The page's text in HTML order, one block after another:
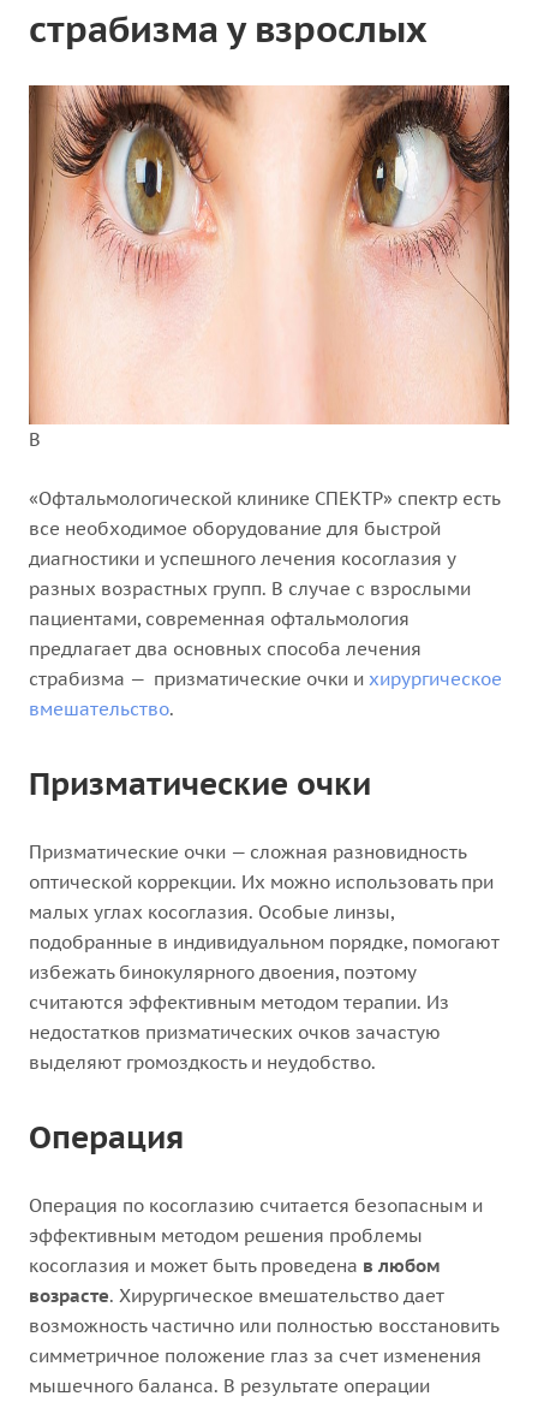
страбизма у взрослых
В
«Офтальмологической клинике СПЕКТР» спектр есть
все необходимое оборудование для быстрой
диагностики и успешного лечения косоглазия у
разных возрастных групп. В случае с взрослыми
пациентами, современная офтальмология
предлагает два основных способа лечения
страбизма — призматические очки и хирургическое
вмешательство.
Призматические очки
Призматические очки — сложная разновидность
оптической коррекции. Их можно использовать при
малых углах косоглазия. Особые линзы,
подобранные в индивидуальном порядке, помогают
избежать бинокулярного двоения, поэтому
считаются эффективным методом терапии. Из
недостатков призматических очков зачастую
выделяют громоздкость и неудобство.
Операция
Операция по косоглазию считается безопасным и
эффективным методом решения проблемы
косоглазия и может быть проведена в любом
возрасте. Хирургическое вмешательство дает
возможность частично или полностью восстановить
симметричное положение глаз за счет изменения
мышечного баланса. В результате операции